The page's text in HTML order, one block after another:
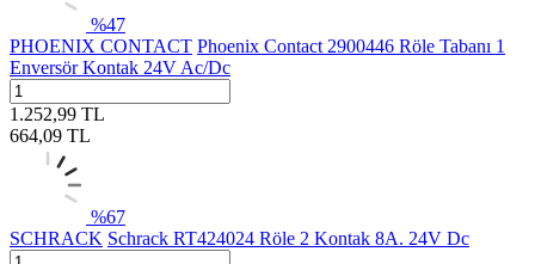
%47
PHOENIX CONTACT Phoenix Contact 2900446 Röle Tabanı 1
Enversör Kontak 24V Ac/Dc
1.252,99 TL
664,09 TL
%67
SCHRACK Schrack RT424024 Röle 2 Kontak 8A. 24V Dc